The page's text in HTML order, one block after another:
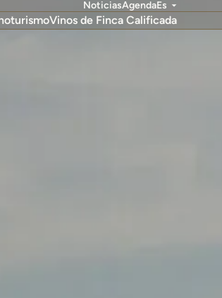
NoticiasAgendaEs
Vinos de Finca Calificada